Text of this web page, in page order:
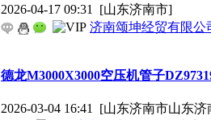
2026-04-17 09:31 [山东济南市]
济南颂坤经贸有限公
德龙M3000X3000空压机管子
2026-03-04 16:41 [山东济南市山东